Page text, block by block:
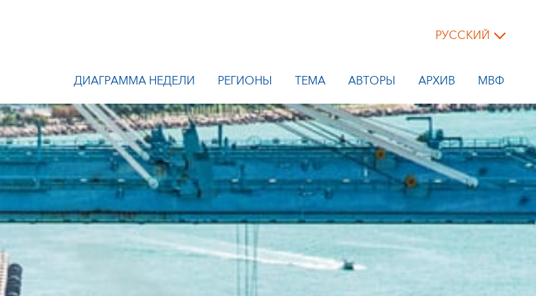
РУССКИЙ
ДИАГРАММА НЕДЕЛИ РЕГИОНЫ ТЕМА АВТОРЫ АРХИВ МВФ